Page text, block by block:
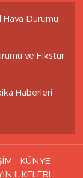
Hava Durumu
ve Fikstür
Haberleri
KÜNYE
İLKELERİ